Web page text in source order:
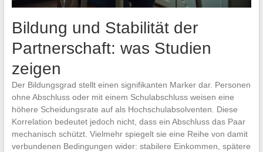
Bildung und Stabilität der
Partnerschaft: was Studien
zeigen
Der Bildungsgrad stellt einen signifikanten Marker dar. Personen
ohne Abschluss oder mit einem Schulabschluss weisen eine
höhere Scheidungsrate auf als Hochschulabsolventen. Diese
Korrelation bedeutet jedoch nicht, dass ein Abschluss das Paar
mechanisch schützt. Vielmehr spiegelt sie eine Reihe von damit
verbundenen Bedingungen wider: stabilere Einkommen, spätere